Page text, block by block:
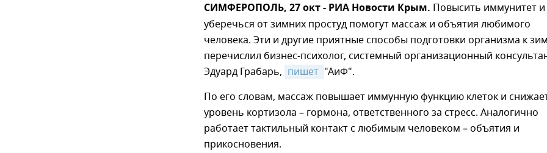
СИМФЕРОПОЛЬ, 27 окт - РИА Новости Крым. Повысить иммунитет и
уберечься от зимних простуд помогут массаж и объятия любимого
человека. Эти и другие приятные способы подготовки организма к
перечислил бизнес-психолог, системный организационный
Эдуард Грабарь, пишет "АиФ".
По его словам, массаж повышает иммунную функцию клеток и
уровень кортизола – гормона, ответственного за стресс. Аналогично
работает тактильный контакт с любимым человеком – объятия и
прикосновения.